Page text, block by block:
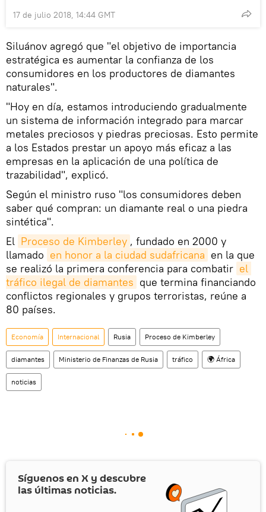
17 de julio 2018, 14:44 GMT
Siluánov agregó que "el objetivo de importancia
estratégica es aumentar la confianza de los
consumidores en los productores de diamantes
naturales".
"Hoy en día, estamos introduciendo gradualmente
un sistema de información integrado para marcar
metales preciosos y piedras preciosas. Esto permite
a los Estados prestar un apoyo más eficaz a las
empresas en la aplicación de una política de
trazabilidad", explicó.
Según el ministro ruso "los consumidores deben
saber qué compran: un diamante real o una piedra
sintética".
El Proceso de Kimberley , fundado en 2000 y
llamado en honor a la ciudad sudafricana en la que
se realizó la primera conferencia para combatir el
tráfico ilegal de diamantes que termina financiando
conflictos regionales y grupos terroristas, reúne a
80 países.
Economía Internacional Rusia Proceso de Kimberley
diamantes Ministerio de Finanzas de Rusia tráfico 🌍 África
noticias
Síguenos en X y descubre
las últimas noticias.